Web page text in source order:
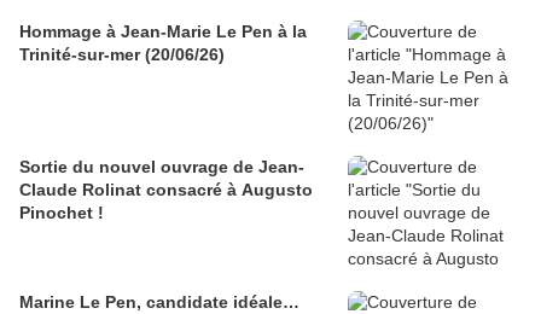
Hommage à Jean-Marie Le Pen à la
Trinité-sur-mer (20/06/26)
Sortie du nouvel ouvrage de Jean-
Claude Rolinat consacré à Augusto
Pinochet !
Marine Le Pen, candidate idéale…